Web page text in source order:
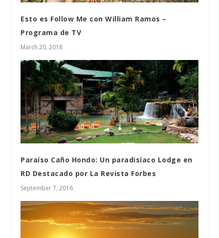
Esto es Follow Me con William Ramos –
Programa de TV
March 20, 2018
Paraíso Caño Hondo: Un paradisíaco Lodge en
RD Destacado por La Revista Forbes
September 7, 2016